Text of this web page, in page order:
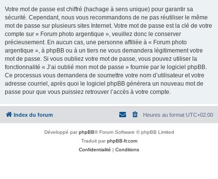
Votre mot de passe est chiffré (hachage à sens unique) pour garantir sa
sécurité. Cependant, nous vous recommandons de ne pas réutiliser le même
mot de passe sur plusieurs sites Internet. Votre mot de passe est la clé de votre
compte sur « Forum photo argentique », veuillez donc le conserver
précieusement. En aucun cas, une personne affiliée à « Forum photo
argentique », à phpBB ou à un tiers ne vous demandera légitimement votre
mot de passe. Si vous oubliez votre mot de passe, vous pouvez utiliser la
fonctionnalité « J’ai oublié mon mot de passe » fournie par le logiciel phpBB.
Ce processus vous demandera de soumettre votre nom d’utilisateur et votre
adresse courriel, après quoi le logiciel phpBB générera un nouveau mot de
passe pour que vous puissiez retrouver l’accès à votre compte.
Index du forum Heures au format UTC+02:00
Développé parphpBB® Forum Software © phpBB Limited
Traduit parphpBB-fr.com
Confidentialité | Conditions